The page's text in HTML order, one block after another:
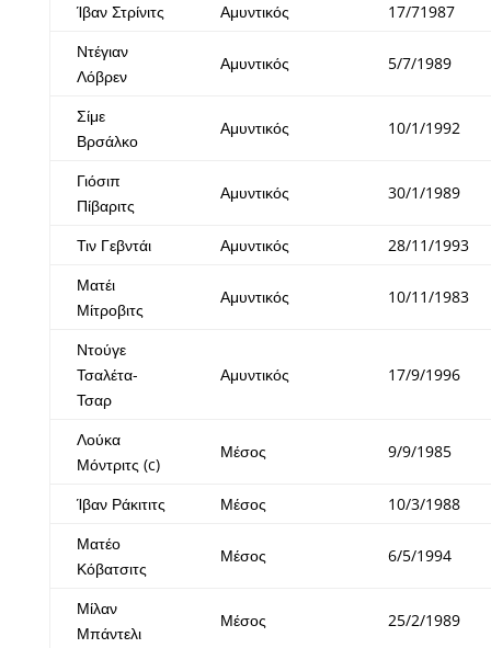
Ίβαν Στρίνιτς Αμυντικός
17/71987
Ντέγιαν
Λόβρεν
Αμυντικός 5/7/1989
Σίμε
Βρσάλκο
Αμυντικός 10/1/1992
Γιόσιπ
Πίβαριτς
Αμυντικός 30/1/1989
Τιν Γεβντάι Αμυντικός
28/11/1993
Ματέι
Μίτροβιτς
Αμυντικός 10/11/1983
Ντούγε
Τσαλέτα-
Τσαρ
Αμυντικός 17/9/1996
Λούκα
Μόντριτς (c)
Μέσος 9/9/1985
Ίβαν Ράκιτιτς Μέσος
10/3/1988
Ματέο
Κόβατσιτς
Μέσος 6/5/1994
Μίλαν
Μπάντελι
Μέσος 25/2/1989